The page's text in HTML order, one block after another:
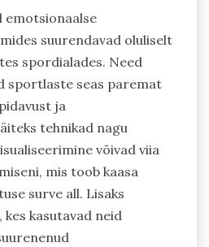
emotsionaalse
suurendavad oluliselt
spordialades. Need
sportlaste seas paremat
ja
tehnikad nagu
võivad viia
mis toob kaasa
surve all. Lisaks
kasutavad neid